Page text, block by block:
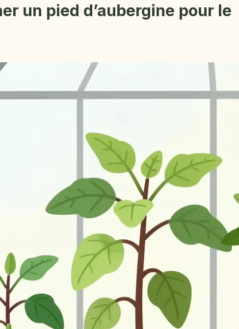
un pied d’aubergine pour le